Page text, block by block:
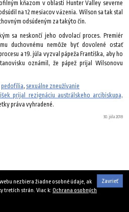
kňazom v oblasti Hunter Valley severne
na 12 mesiacov väzenia. Wilson sa tak stal
odsúdeným za takýto čin.
sa neskončí jeho odvolací proces. Premiér
duchovnému nemôže byť dovolené ostať
a 19. júla vyzval pápeža Františka, aby ho
oznámil, že pápež prijal Wilsonovu
pedofília, sexuálne zneužívanie
prijal rezignáciu austrálskeho arcibiskupa,
práva vyhradené.
30. júla 2018
Zavrieť
nezbiera žiadne osobné údaje, ak
tretích strán. Viac k: Ochrana osobných